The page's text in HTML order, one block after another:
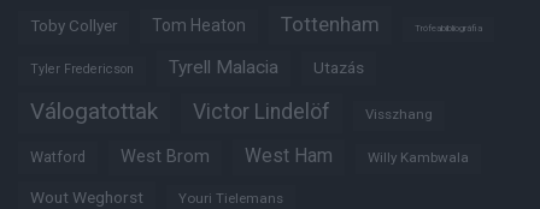
Toby Collyer Tom Heaton Tottenham Trófeabibliográfia
Tyler Fredericson Tyrell Malacia Utazás
Válogatottak Victor Lindelöf Visszhang
Watford West Brom West Ham Willy Kambwala
Wout Weghorst Youri Tielemans